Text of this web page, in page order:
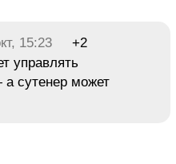
15:23
+2
управлять
сутенер может